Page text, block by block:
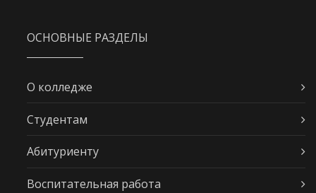
ОСНОВНЫЕ РАЗДЕЛЫ
О колледже
Студентам
Абитуриенту
Воспитательная работа